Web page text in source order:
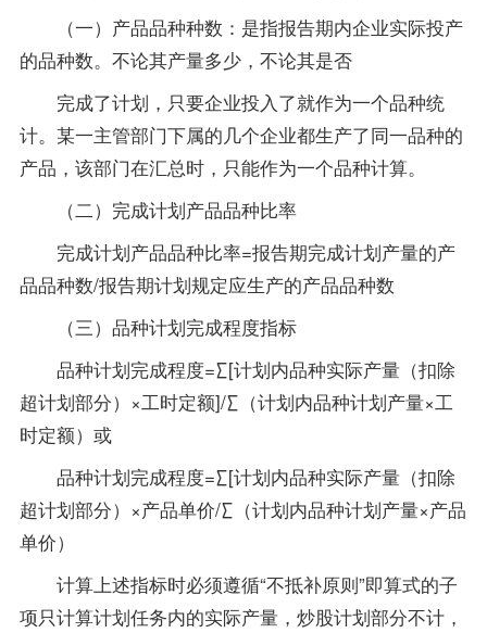
（一）产品品种种数：是指报告期内企业实际投产
的品种数。不论其产量多少，不论其是否
完成了计划，只要企业投入了就作为一个品种统
计。某一主管部门下属的几个企业都生产了同一品种的
产品，该部门在汇总时，只能作为一个品种计算。
（二）完成计划产品品种比率
完成计划产品品种比率=报告期完成计划产量的产
品品种数/报告期计划规定应生产的产品品种数
（三）品种计划完成程度指标
品种计划完成程度=∑[计划内品种实际产量（扣除
超计划部分）×工时定额]/∑（计划内品种计划产量×工
时定额）或
品种计划完成程度=∑[计划内品种实际产量（扣除
超计划部分）×产品单价/∑（计划内品种计划产量×产品
单价）
计算上述指标时必须遵循“不抵补原则”即算式的子
项只计算计划任务内的实际产量，炒股计划部分不计，